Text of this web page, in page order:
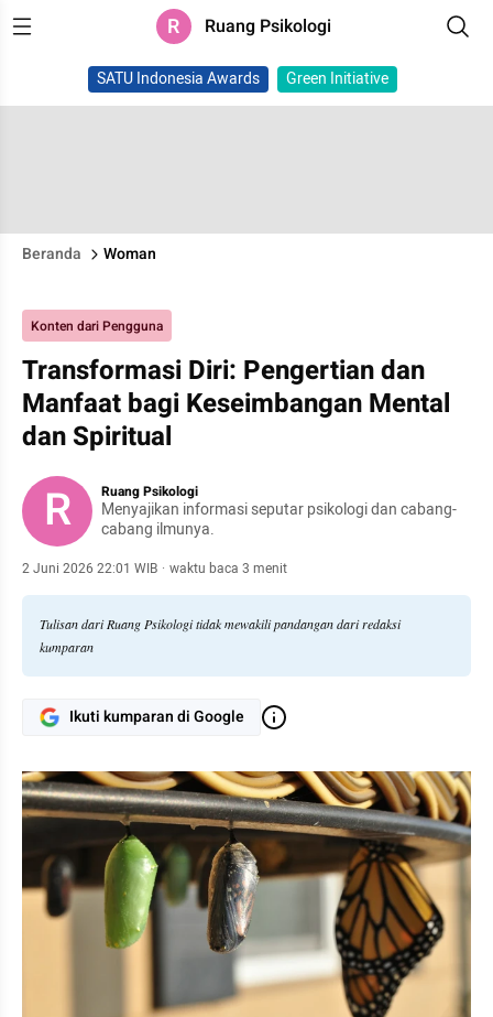
R Ruang Psikologi
SATU Indonesia Awards Green Initiative
Beranda Woman
Konten dari Pengguna
Transformasi Diri: Pengertian dan
Manfaat bagi Keseimbangan Mental
dan Spiritual
R Ruang Psikologi
Menyajikan informasi seputar psikologi dan cabang-
cabang ilmunya.
2 Juni 2026 22:01 WIB · waktu baca 3 menit
Tulisan dari Ruang Psikologi tidak mewakili pandangan dari redaksi
kumparan
Ikuti kumparan di Google